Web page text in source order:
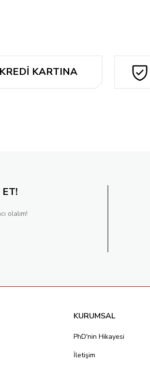
KARTINA
olalım!
KURUMSAL
PhD'nin Hikayesi
İletişim